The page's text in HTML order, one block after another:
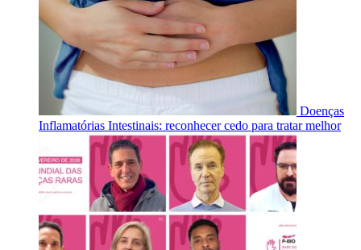
Doenças
Inflamatórias Intestinais: reconhecer cedo para tratar melhor